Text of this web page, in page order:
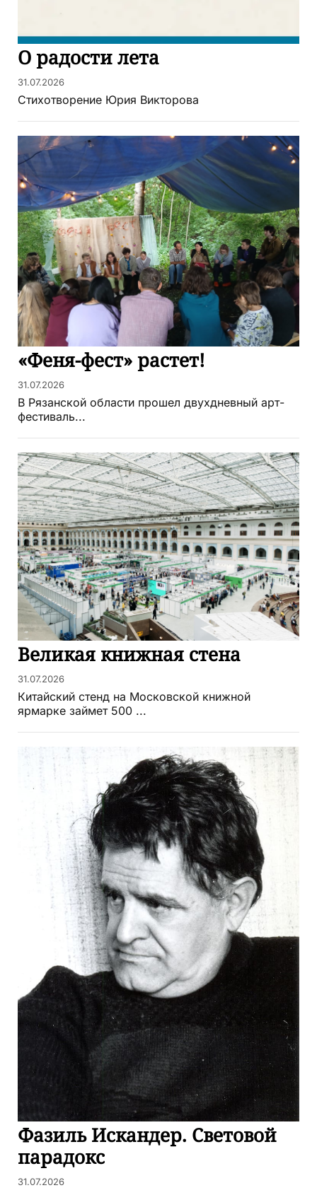
О радости лета
31.07.2026
Стихотворение Юрия Викторова
«Феня-фест» растет!
31.07.2026
В Рязанской области прошел двухдневный арт-
фестиваль...
Великая книжная стена
31.07.2026
Китайский стенд на Московской книжной
ярмарке займет 500 ...
Фазиль Искандер. Световой
парадокс
31.07.2026